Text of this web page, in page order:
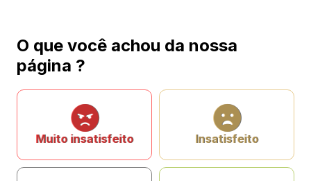
O que você achou da nossa
página ?
Muito insatisfeito Insatisfeito